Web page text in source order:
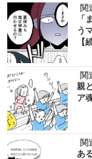
関
「
う
関
親
ア
関
あ